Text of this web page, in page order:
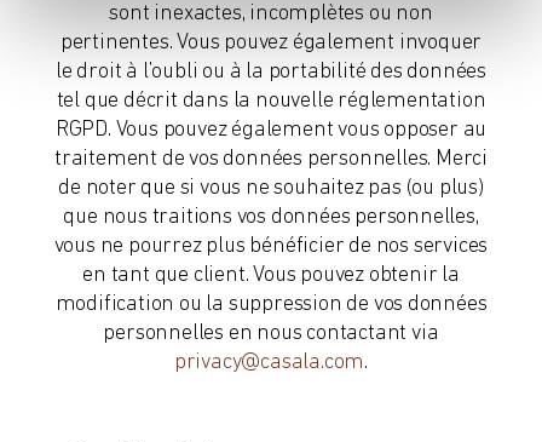
sont inexactes, incomplètes ou non
pertinentes. Vous pouvez également invoquer
le droit à l’oubli ou à la portabilité des données
tel que décrit dans la nouvelle réglementation
RGPD. Vous pouvez également vous opposer au
traitement de vos données personnelles. Merci
de noter que si vous ne souhaitez pas (ou plus)
que nous traitions vos données personnelles,
vous ne pourrez plus bénéficier de nos services
en tant que client. Vous pouvez obtenir la
modification ou la suppression de vos données
personnelles en nous contactant via
privacy@casala.com.